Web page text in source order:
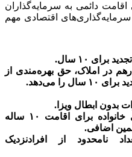
دائمی به سرمایه‌گذاران
اقتصادی مهم
۱۰ سال.
۲ میلیون درهم در املاک، حق بهره‌مندی از
را می‌دهد.
بدون ابطال ویزا.
– امکان اسپانسری اعضای خانواده برای اقامت ۱۰ ساله
اضافی.
نامحدود از افرادنزدیک